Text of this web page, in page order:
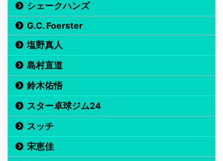
シェークハンズ
G.C. Foerster
塩野真人
島村直道
鈴木佑悟
スター卓球ジム24
スッチ
宋恵佳